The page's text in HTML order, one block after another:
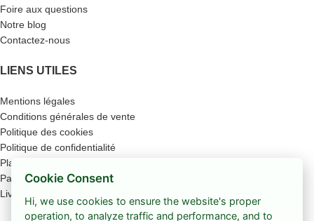
Foire aux questions
Notre blog
Contactez-nous
LIENS UTILES
Mentions légales
Conditions générales de vente
Politique des cookies
Politique de confidentialité
Plan du site
Paiement sécurisé
Livraison
Boutique
Cookie Consent
Hi, we use cookies to ensure the website's proper
operation, to analyze traffic and performance, and to